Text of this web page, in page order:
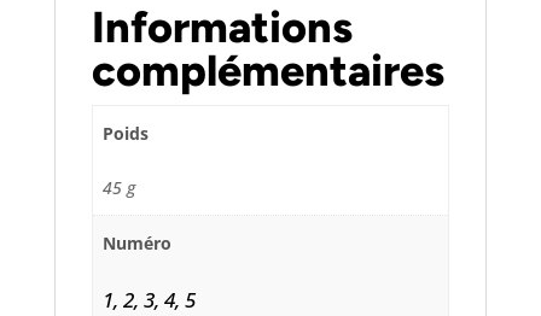
Informations
complémentaires
Poids
45 g
Numéro
1, 2, 3, 4, 5